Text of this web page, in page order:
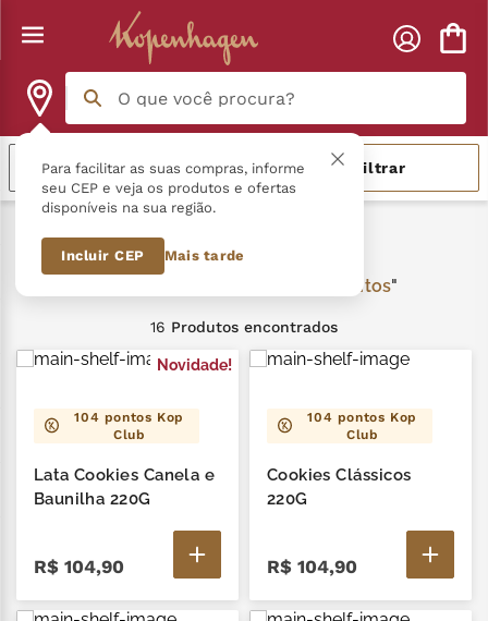
Para facilitar as suas compras, informe
seu CEP e veja os produtos e ofertas
disponíveis na sua região.
Incluir CEP Mais tarde
O que você procura?
Relevância Filtrar
Biscoitos
Biscoitos
16 Produtos
Novidade!
104 pontos Kop
Club
Lata Cookies Canela e
Baunilha 220G
R$ 104,90
104 pontos Kop
Club
Cookies Clássicos
220G
R$ 104,90
Termos mais buscados
4º trufa
nhá benta kopenhagen
zero lactose